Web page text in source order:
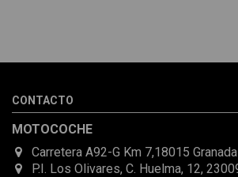
la pieza llegó correcta y bien embalada,
CONTACTO
MOTOCOCHE
Carretera A92-G Km 7,18015 Granada
P.I. Los Olivares, C. Huelma, 12,